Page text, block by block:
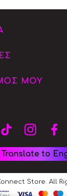
ΜΟΥ
Translate to
Store. All